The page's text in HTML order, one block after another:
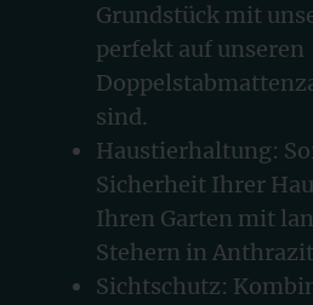
Grundstück mit
perfekt auf unseren
sind.
Haustierhaltung:
Sicherheit Ihrer
Ihren Garten mit
Stehern in
Sichtschutz: